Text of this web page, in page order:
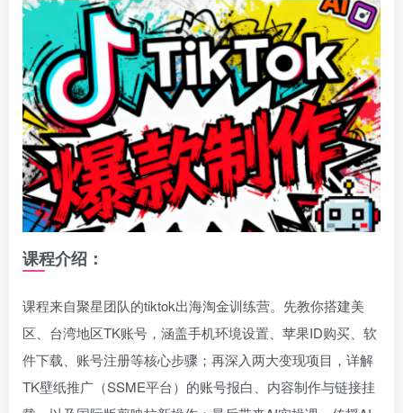
课程介绍：
课程来自聚星团队的tiktok出海淘金训练营。先教你搭建美
区、台湾地区TK账号，涵盖手机环境设置、苹果ID购买、软
件下载、账号注册等核心步骤；再深入两大变现项目，详解
TK壁纸推广（SSME平台）的账号报白、内容制作与链接挂